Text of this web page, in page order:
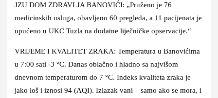
JZU DOM ZDRAVLJA BANOVIĆI: „Pruženo je 76
medicinskih usluga, obavljeno 60 pregleda, a 11 pacijenata je
upućeno u UKC Tuzla na dodatne liječničke opservacije.“
VRIJEME I KVALITET ZRAKA: Temperatura u Banovićima
u 7:00 sati -3 °C. Danas oblačno i hladno sa najvišom
dnevnom temperaturom do 7 °C. Indeks kvaliteta zraka je
jako loš i iznosi 94 (AQI). Izlazak vani – samo ako se mora, i